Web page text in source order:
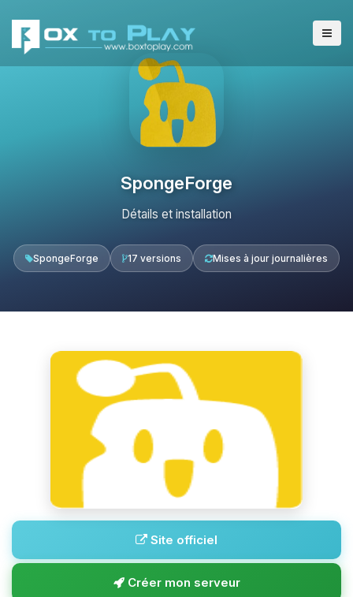
SpongeForge
Détails et installation
SpongeForge 17 versions Mises à jour journalières
Site officiel
Créer mon serveur